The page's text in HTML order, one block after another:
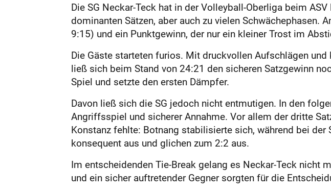
Die SG Neckar-Teck hat in der Volleyball-Oberliga beim
dominanten Sätzen, aber auch zu vielen Schwächephasen.
9:15) und ein Punktgewinn, der nur ein kleiner Trost im
Die Gäste starteten furios. Mit druckvollen Aufschlägen
ließ sich beim Stand von 24:21 den sicheren Satzgewinn
Spiel und setzte den ersten Dämpfer.
Davon ließ sich die SG jedoch nicht entmutigen. In den
Angriffsspiel und sicherer Annahme. Vor allem der dritte
Konstanz fehlte: Botnang stabilisierte sich, während bei
konsequent aus und glichen zum 2:2 aus.
Im entscheidenden Tie-Break gelang es Neckar-Teck nicht
und ein sicher auftretender Gegner sorgten für die